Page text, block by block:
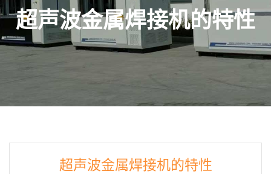
超声波金属焊接机的特性
超声波金属焊接机的特性